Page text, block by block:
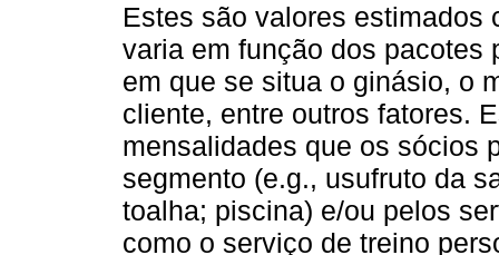
Estes são valores estimados
varia em função dos pacotes
em que se situa o ginásio, o
cliente, entre outros fatores.
mensalidades que os sócios
segmento (e.g., usufruto da
toalha; piscina) e/ou pelos
como o serviço de treino